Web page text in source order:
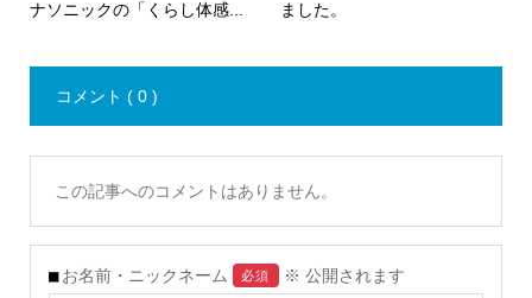
ナソニックの「くらし体感...
ました。
コメント ( 0 )
この記事へのコメントはありません。
お名前・ニックネーム 必須 ※ 公開されます